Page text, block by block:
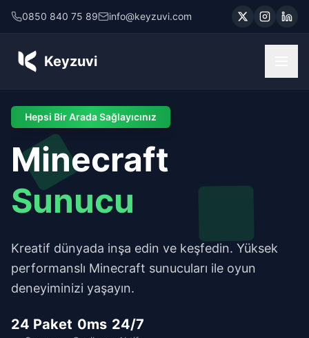
0850 840 75 89 info@keyzuvi.com
Keyzuvi
Hepsi Bir Arada Sağlayıcınız
Minecraft
Sunucu
Kreatif dünyada inşa edin ve keşfedin. Yüksek
performanslı Minecraft sunucuları ile oyun
deneyiminizi yaşayın.
24 Paket 0ms 24/7